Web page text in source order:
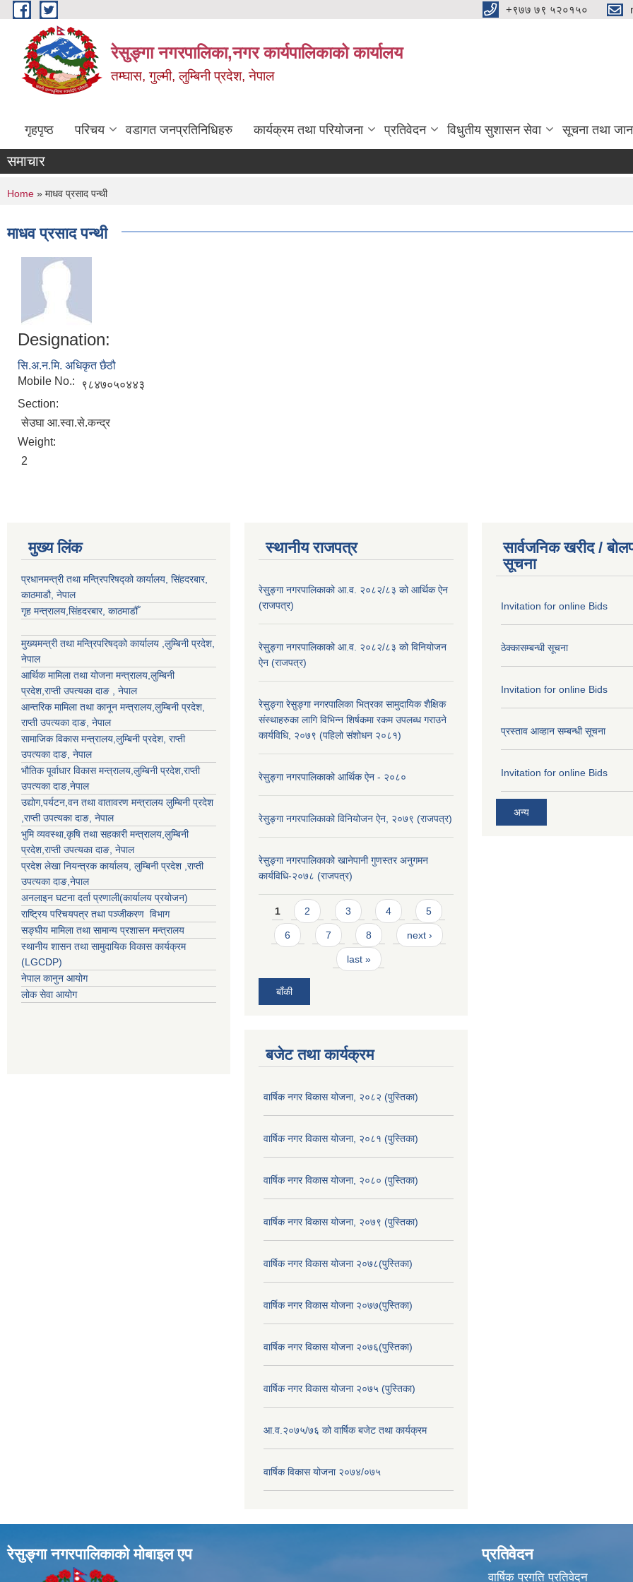
Skip to main content +९७७ ७९ ५२०१५०
रेसुङ्गा नगरपालिका,नगर कार्यपालिकाको कार्यालय
तम्घास, गुल्मी, लुम्बिनी प्रदेश, नेपाल
गृहपृष्ठ परिचय वडागत जनप्रतिनिधिहरु कार्यक्रम तथा परियोजना प्रतिवेदन विधुतीय सुशासन सेवा सूचना तथा
समाचार
You are here
Home » माधव प्रसाद पन्थी
माधव प्रसाद पन्थी
Designation:
सि.अ.न.मि. अधिकृत छैठौ
Mobile No.:
९८४७०५०४४३
Section:
सेउघा आ.स्वा.से.कन्द्र
Weight:
2
मुख्य लिंक
प्रधानमन्त्री तथा मन्त्रिपरिषद्को कार्यालय, सिंहदरबार,
काठमाडौ, नेपाल
गृह मन्त्रालय,सिंहदरबार, काठमाडौँ
मुख्यमन्त्री तथा मन्त्रिपरिषद्को कार्यालय ,लुम्बिनी प्रदेश,
नेपाल
आर्थिक मामिला तथा योजना मन्त्रालय, लुम्बिनी
प्रदेश ,राप्ती उपत्यका दाङ , नेपाल
आन्तरिक मामिला तथा कानून मन्त्रालय, लुम्बिनी प्रदेश
राप्ती उपत्यका दाङ , नेपाल
सामाजिक विकास मन्त्रालय, लुम्बिनी प्रदेश राप्ती
उपत्यका दाङ , नेपाल
भौतिक पूर्वाधार विकास मन्त्रालय, लुम्बिनी प्रदेश राप्ती
उपत्यका दाङ ,नेपाल
उद्याेग,पर्यटन,वन तथा वातावरण मन्त्रालय लुम्बिनी प्रदेश
राप्ती उपत्यका दाङ , नेपाल
भुमि व्यवस्था,कृषि तथा सहकारी मन्त्रालय, लुम्बिनी
प्रदेश राप्ती उपत्यका दाङ , नेपाल
प्रदेश लेखा नियन्त्रक कार्यालय, लुम्बिनी प्रदेश राप्ती
उपत्यका दाङ ,नेपाल
अनलाइन घटना दर्ता प्रणाली(कार्यालय प्रयोजन)
राष्ट्रिय परिचयपत्र तथा पञ्जीकरण विभाग
सङ्घीय मामिला तथा सामान्य प्रशासन मन्त्रालय
स्थानीय शासन तथा सामुदायिक विकास कार्यक्रम
(LGCDP)
नेपाल कानुन आयोग
लोक सेवा आयोग
स्थानीय राजपत्र
रेसु्ङ्गा नगरपालिकाको आ.व. २०८२/८३ को आर्थिक ऐन
(राजपत्र)
रेसु्ङ्गा नगरपालिकाको आ.व. २०८२/८३ को विनियोजन
ऐन (राजपत्र)
रेसुङ्गा रेसुङ्गा नगरपालिका भित्रका सामुदायिक शैक्षिक
संस्थाहरुका लागि विभिन्न शिर्षकमा रकम उपलब्ध गराउने
कार्यविधि, २०७९ (पहिलो संशोधन २०८१)
रेसुङ्गा नगरपालिकाको आर्थिक ऐन - २०८०
रेसुङ्गा नगरपालिकाको विनियोजन ऐन, २०७९ (राजपत्र)
रेसुङ्गा नगरपालिकाको खानेपानी गुणस्तर अनुगमन
कार्यविधि-२०७८ (राजपत्र)
Pages
1 2 3 4 5
6 7 8 next ›
last »
बाँकी
बजेट तथा कार्यक्रम
वार्षिक नगर विकास योजना, २०८२ (पुस्तिका)
वार्षिक नगर विकास योजना, २०८१ (पुस्तिका)
वार्षिक नगर विकास योजना, २०८० (पुस्तिका)
वार्षिक नगर विकास योजना, २०७९ (पुस्तिका)
वार्षिक नगर विकास योजना २०७८(पुस्तिका)
वार्षिक नगर विकास योजना २०७७(पुस्तिका)
वार्षिक नगर विकास योजना २०७६(पुस्तिका)
वार्षिक नगर विकास योजना २०७५ (पुस्तिका)
आ.व.२०७५/७६ को वार्षिक बजेट तथा कार्यक्रम
वार्षिक विकास योजना २०७४/०७५
सार्वजनिक खरीद /
सूचना
Invitation for online Bids
ठेक्कासम्बन्धी सूचना
Invitation for online Bids
प्रस्ताव आव्हान सम्बन्धी सूचना
Invitation for online Bids
अन्य
रेसुङ्गा नगरपालिकाकाे माेबाइल एप प्रतिवेदन
वार्षिक प्रगति प्रतिवेदन